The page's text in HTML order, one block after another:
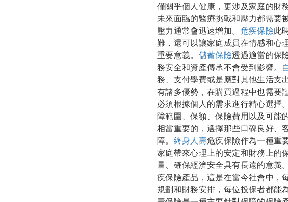
僅關乎個人健康，更涉及家庭的財
未來面臨的醫療挑戰和壓力都需要
壓力通常會迅速增加。 危疾保險此
難，還可以讓家庭成員在情感和心
重要意義。 儲蓄保險透過適當的保
務安全和資產傳承不會受到影響。
務、支付學費或是應對其他生活支
有諸多優勢，在購買過程中也需要
必須根據個人的需求進行精心選擇。
障範圍、保額、保險費用以及可能
相當重要的，選擇那些口碑良好、
障。 終身人壽危疾保險作為一種重
家庭帶來心理上的安定和財務上的
量、確保經濟安全具有長遠的意義。
疾保險產品，這是在當今社會中，
規劃和財務安排，每位投保者都能